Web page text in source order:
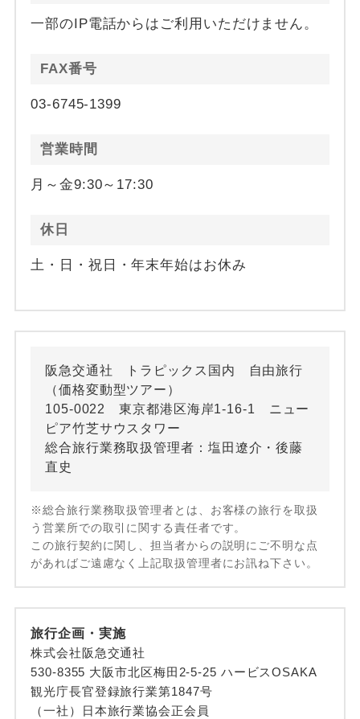
一部のIP電話からはご利用いただけません。
FAX番号
03-6745-1399
営業時間
月～金9:30～17:30
休日
土・日・祝日・年末年始はお休み
阪急交通社 トラピックス国内 自由旅行
（価格変動型ツアー）
105-0022 東京都港区海岸1-16-1 ニュー
ピア竹芝サウスタワー
総合旅行業務取扱管理者：塩田遼介・後藤
直史
※総合旅行業務取扱管理者とは、お客様の旅行を取扱
う営業所での取引に関する責任者です。
この旅行契約に関し、担当者からの説明にご不明な点
があればご遠慮なく上記取扱管理者にお訊ね下さい。
旅行企画・実施
株式会社阪急交通社
530-8355 大阪市北区梅田2-5-25 ハービスOSAKA
観光庁長官登録旅行業第1847号
（一社）日本旅行業協会正会員